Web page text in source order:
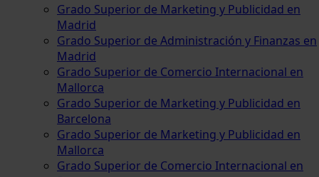
Grado Superior de Marketing y Publicidad en
Madrid
Grado Superior de Administración y Finanzas en
Madrid
Grado Superior de Comercio Internacional en
Mallorca
Grado Superior de Marketing y Publicidad en
Barcelona
Grado Superior de Marketing y Publicidad en
Mallorca
Grado Superior de Comercio Internacional en